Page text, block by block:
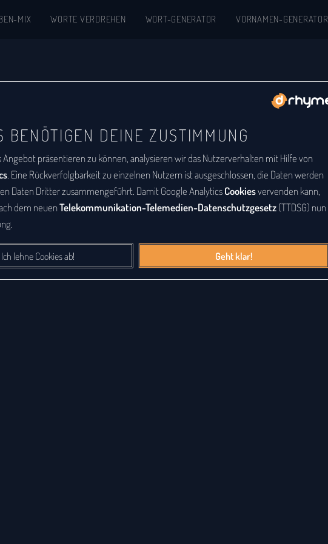
BENÖTIGEN DEINE ZUSTIMMUNG
Angebot präsentieren zu können, analysieren wir das Nutzerverhalten mit Hilfe von
. Eine Rückverfolgbarkeit zu einzelnen Nutzern ist ausgeschlossen, die Daten werden
Daten Dritter zusammengeführt. Damit Google AnalyticsCookiesvervenden kann,
dem neuenTelekommunikation-Telemedien-Datenschutzgesetz(TTDSG) nun
Ich lehne Cookies ab! Geht klar!
MIX WORTE VERDREHEN WORT-GENERATOR VORNAMEN-GENERATOR
Auflistung aller Wörter, zu denen
ist eine Buchstabenfolge, die durch
Buchstabenfolge entstanden ist. Das
sein. Bei diesem Lexikon hingegen geht
die durch Vertauschung der
sind.